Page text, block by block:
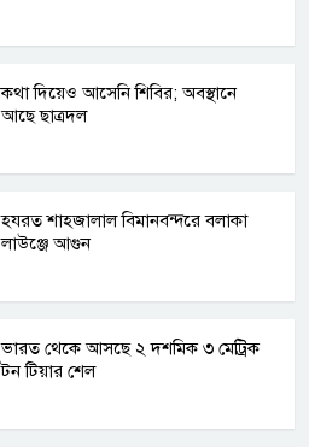
কথা দিয়েও আসেনি শিবির; অবস্থানে
আছে ছাত্রদল
হযরত শাহজালাল বিমানবন্দরে বলাকা
লাউঞ্জে আগুন
ভারত থেকে আসছে ২ দশমিক ৩ মেট্রিক
টন টিয়ার শেল